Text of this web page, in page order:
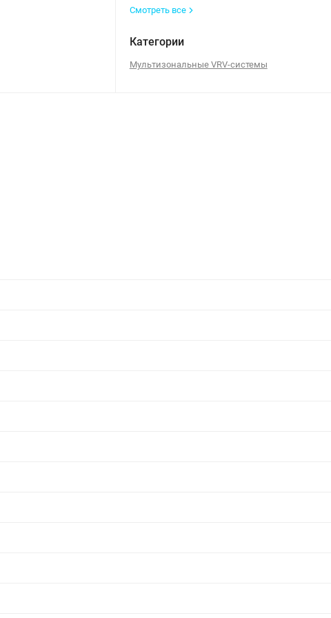
Смотреть все
Категории
Мультизональные VRV-системы